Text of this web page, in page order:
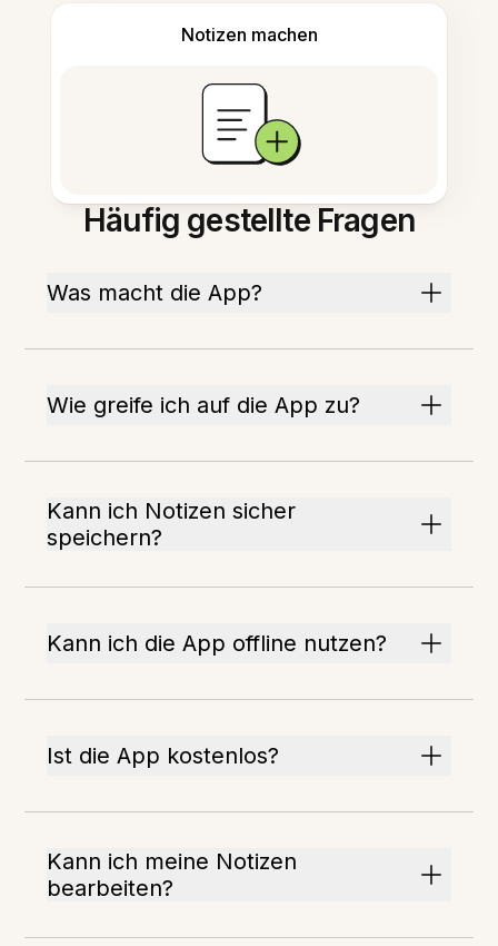
Notizen machen
Häufig gestellte Fragen
Was macht die App?
Wie greife ich auf die App zu?
Kann ich Notizen sicher
speichern?
Kann ich die App offline nutzen?
Ist die App kostenlos?
Kann ich meine Notizen
bearbeiten?